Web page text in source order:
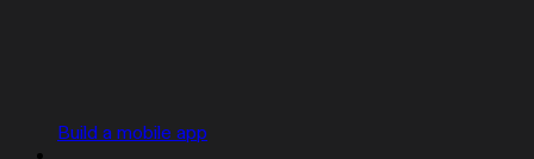
Build a mobile app